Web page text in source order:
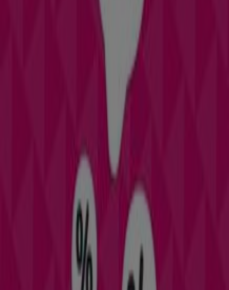
Otros negocios de Perfumerías y
Belleza en Redondela
Muchas Perfumerías
Muchas Perfumerías
Tiendeo, donde podrás descubrir las mejores
catálogos
de esta destacada marca del
Perfumerías y Belleza
Praza da Constitución, 2
en ella encontrarás una amplia gama de productos de
calidad que te permitirán ahorrar durante todo el
En Tiendeo te ofrecemos toda la información actualizada
Muchas Perfumerías
, como los horarios de
apertura, las ofertas exclusivas y la ubicación exacta de
Praza da Constitución, 2
. Además, tendrás
acceso a los últimos catálogos de Muchas Perfumerías